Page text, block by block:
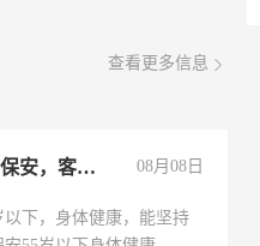
查看更多信息
急招保洁，保安，客服，工程 08月08日
以下，身体健康，能坚持